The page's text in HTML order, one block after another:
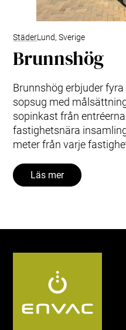
StäderLund, Sverige
Brunnshög
Brunnshög erbjuder
sopsug med
sopinkast från
fastighetsnära
meter från varje
Läs mer